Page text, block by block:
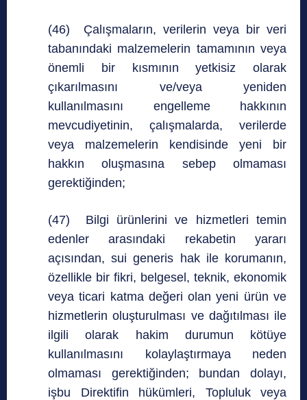
(46) Çalışmaların, verilerin veya bir veri
tabanındaki malzemelerin tamamının veya
önemli bir kısmının yetkisiz olarak
çıkarılmasını ve/veya yeniden
kullanılmasını engelleme hakkının
mevcudiyetinin, çalışmalarda, verilerde
veya malzemelerin kendisinde yeni bir
hakkın oluşmasına sebep olmaması
gerektiğinden;
(47) Bilgi ürünlerini ve hizmetleri temin
edenler arasındaki rekabetin yararı
açısından, sui generis hak ile korumanın,
özellikle bir fikri, belgesel, teknik, ekonomik
veya ticari katma değeri olan yeni ürün ve
hizmetlerin oluşturulması ve dağıtılması ile
ilgili olarak hakim durumun kötüye
kullanılmasını kolaylaştırmaya neden
olmaması gerektiğinden; bundan dolayı,
işbu Direktifin hükümleri, Topluluk veya